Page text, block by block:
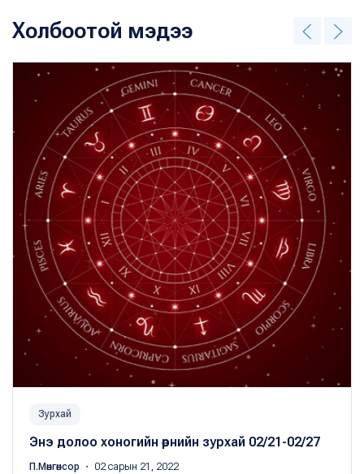
Холбоотой мэдээ
Зурхай
Энэ долоо хоногийн өрнийн зурхай 02/21-02/27
П.Мөнгөнсор ・ 02 сарын 21, 2022